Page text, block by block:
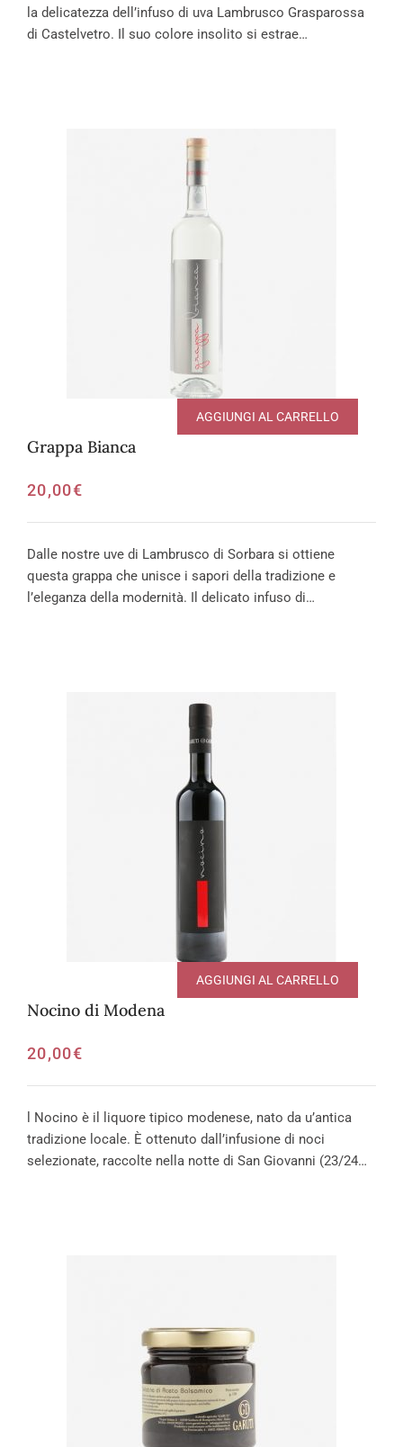
la delicatezza dell’infuso di uva Lambrusco Grasparossa
di Castelvetro. Il suo colore insolito si estrae…
Grappa Bianca
20,00€
AGGIUNGI AL CARRELLO
Dalle nostre uve di Lambrusco di Sorbara si ottiene
questa grappa che unisce i sapori della tradizione e
l’eleganza della modernità. Il delicato infuso di…
Nocino di Modena
20,00€
AGGIUNGI AL CARRELLO
l Nocino è il liquore tipico modenese, nato da u’antica
tradizione locale. È ottenuto dall’infusione di noci
selezionate, raccolte nella notte di San Giovanni (23/24…